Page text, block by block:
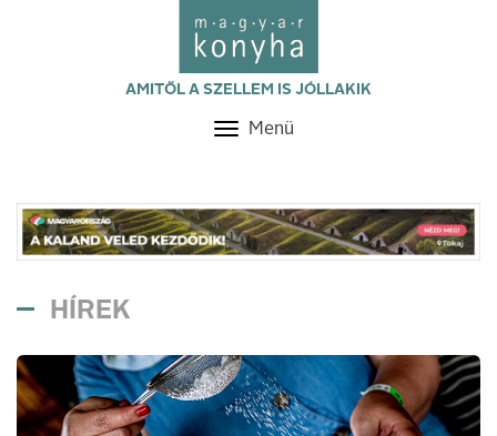
AMITŐL A SZELLEM IS JÓLLAKIK
Toggle
Menü
HÍREK